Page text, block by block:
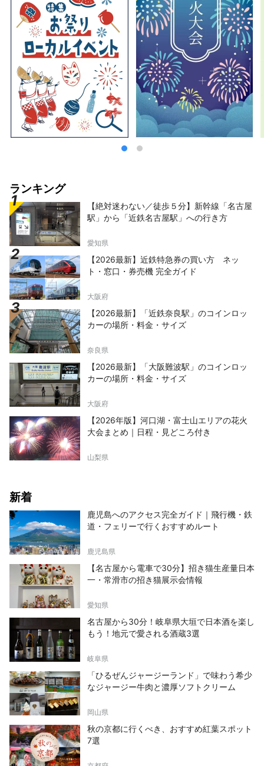
ランキング
【絶対迷わない／徒歩５分】新幹線「名古屋
駅」から「近鉄名古屋駅」への行き方
愛知県
【2026最新】近鉄特急券の買い方 ネッ
ト・窓口・券売機 完全ガイド
大阪府
【2026最新】「近鉄奈良駅」のコインロッ
カーの場所・料金・サイズ
奈良県
【2026最新】「大阪難波駅」のコインロッ
カーの場所・料金・サイズ
大阪府
【2026年版】河口湖・富士山エリアの花火
大会まとめ｜日程・見どころ付き
山梨県
新着
鹿児島へのアクセス完全ガイド｜飛行機・鉄
道・フェリーで行くおすすめルート
鹿児島県
【名古屋から電車で30分】招き猫生産量日本
一・常滑市の招き猫展示会情報
愛知県
名古屋から30分！岐阜県大垣で日本酒を楽し
もう！地元で愛される酒蔵3選
岐阜県
「ひるぜんジャージーランド」で味わう希少
なジャージー牛肉と濃厚ソフトクリーム
岡山県
秋の京都に行くべき、おすすめ紅葉スポット
7選